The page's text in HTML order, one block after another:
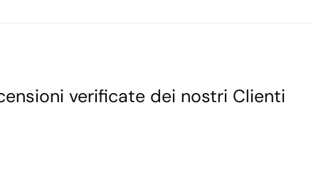
verificate dei nostri Clienti